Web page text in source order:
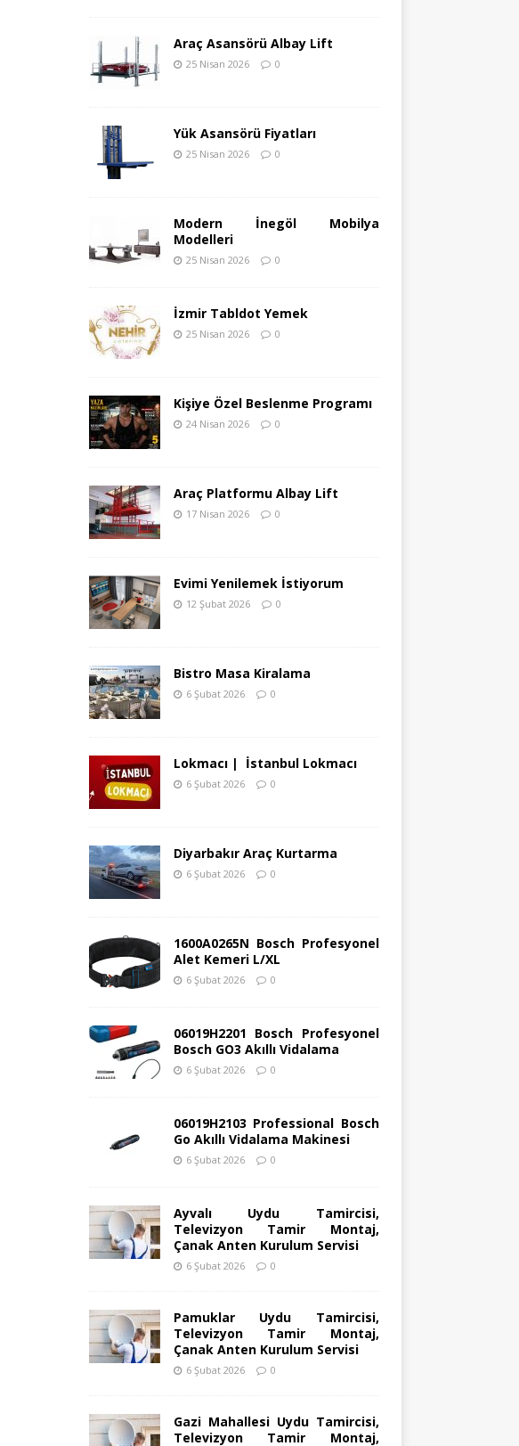
Araç Asansörü Albay Lift
25 Nisan 2026 0
Yük Asansörü Fiyatları
25 Nisan 2026 0
Modern İnegöl Mobilya
Modelleri
25 Nisan 2026 0
İzmir Tabldot Yemek
25 Nisan 2026 0
Kişiye Özel Beslenme Programı
24 Nisan 2026 0
Araç Platformu Albay Lift
17 Nisan 2026 0
Evimi Yenilemek İstiyorum
12 Şubat 2026 0
Bistro Masa Kiralama
6 Şubat 2026 0
Lokmacı | İstanbul Lokmacı
6 Şubat 2026 0
Diyarbakır Araç Kurtarma
6 Şubat 2026 0
1600A0265N Bosch Profesyonel
Alet Kemeri L/XL
6 Şubat 2026 0
06019H2201 Bosch Profesyonel
Bosch GO3 Akıllı Vidalama
6 Şubat 2026 0
06019H2103 Professional Bosch
Go Akıllı Vidalama Makinesi
6 Şubat 2026 0
Ayvalı Uydu Tamircisi,
Televizyon Tamir Montaj,
Çanak Anten Kurulum Servisi
6 Şubat 2026 0
Pamuklar Uydu Tamircisi,
Televizyon Tamir Montaj,
Çanak Anten Kurulum Servisi
6 Şubat 2026 0
Gazi Mahallesi Uydu Tamircisi,
Televizyon Tamir Montaj,